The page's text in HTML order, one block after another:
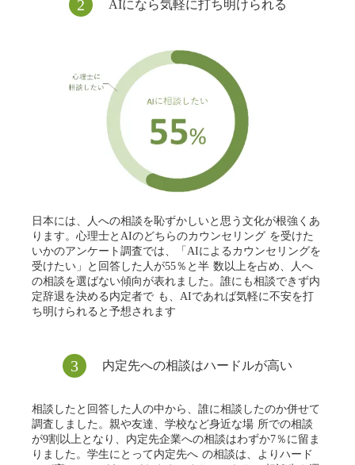
2 AIになら気軽に打ち明けられる
⽇本には、⼈への相談を恥ずかしいと思う⽂化が根強くあ
ります。⼼理⼠とAIのどちらのカウンセリング を受けた
いかのアンケート調査では、「AIによるカウンセリングを
受けたい」と回答した⼈が55％と半 数以上を占め、⼈へ
の相談を選ばない傾向が表れました。誰にも相談できず内
定辞退を決める内定者で も、AIであれば気軽に不安を打
ち明けられると予想されます
3 内定先への相談はハードルが⾼い
相談したと回答した⼈の中から、誰に相談したのか併せて
調査しました。親や友達、学校など⾝近な場 所での相談
が9割以上となり、内定先企業への相談はわずか7％に留ま
りました。学⽣にとって内定先へ の相談は、よりハード